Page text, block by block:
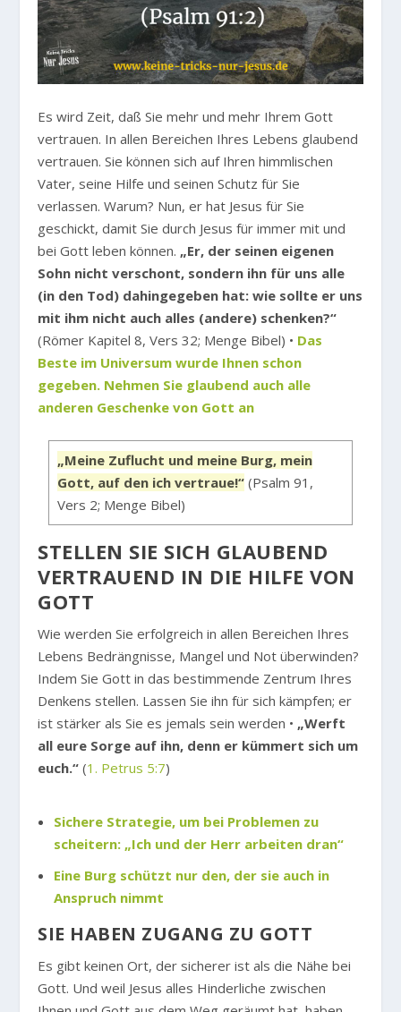
Es wird Zeit, daß Sie mehr und mehr Ihrem Gott
vertrauen. In allen Bereichen Ihres Lebens glaubend
vertrauen. Sie können sich auf Ihren himmlischen
Vater, seine Hilfe und seinen Schutz für Sie
verlassen. Warum? Nun, er hat Jesus für Sie
geschickt, damit Sie durch Jesus für immer mit und
bei Gott leben können. „Er, der seinen eigenen
Sohn nicht verschont, sondern ihn für uns alle
(in den Tod) dahingegeben hat: wie sollte er uns
mit ihm nicht auch alles (andere) schenken?“
(Römer Kapitel 8, Vers 32; Menge Bibel) • Das
Beste im Universum wurde Ihnen schon
gegeben. Nehmen Sie glaubend auch alle
anderen Geschenke von Gott an
„Meine Zuflucht und meine Burg, mein
Gott, auf den ich vertraue!“(Psalm 91,
Vers 2; Menge Bibel)
STELLEN SIE SICH GLAUBEND
VERTRAUEND IN DIE HILFE VON
GOTT
Wie werden Sie erfolgreich in allen Bereichen Ihres
Lebens Bedrängnisse, Mangel und Not überwinden?
Indem Sie Gott in das bestimmende Zentrum Ihres
Denkens stellen. Lassen Sie ihn für sich kämpfen; er
ist stärker als Sie es jemals sein werden • „Werft
all eure Sorge auf ihn, denn er kümmert sich um
euch.“ (1. Petrus 5:7)
Sichere Strategie, um bei Problemen zu
scheitern: „Ich und der Herr arbeiten dran“
Eine Burg schützt nur den, der sie auch in
Anspruch nimmt
SIE HABEN ZUGANG ZU GOTT
Es gibt keinen Ort, der sicherer ist als die Nähe bei
Gott. Und weil Jesus alles Hinderliche zwischen